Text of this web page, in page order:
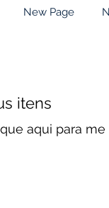
New Page
itens
aqui para me